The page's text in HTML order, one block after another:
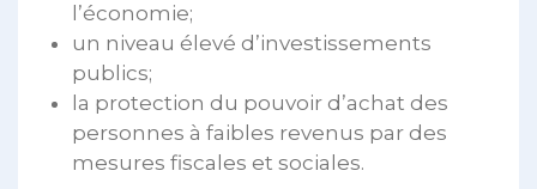
l’économie;
un niveau élevé d’investissements
publics;
la protection du pouvoir d’achat des
personnes à faibles revenus par des
mesures fiscales et sociales.